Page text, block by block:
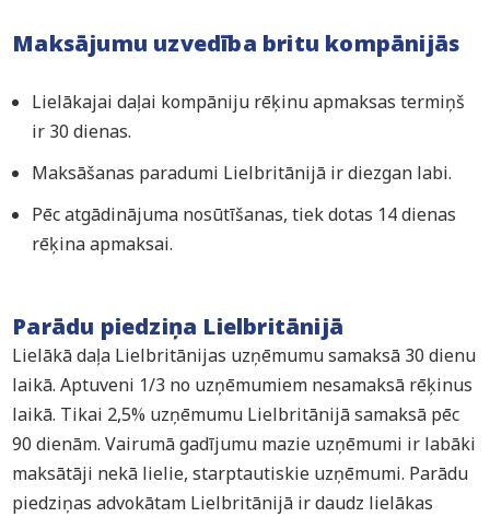
Maksājumu uzvedība britu kompānijās
Lielākajai daļai kompāniju rēķinu apmaksas termiņš
ir 30 dienas.
Maksāšanas paradumi Lielbritānijā ir diezgan labi.
Pēc atgādinājuma nosūtīšanas, tiek dotas 14 dienas
rēķina apmaksai.
Parādu piedziņa Lielbritānijā
Lielākā daļa Lielbritānijas uzņēmumu samaksā 30 dienu
laikā. Aptuveni 1/3 no uzņēmumiem nesamaksā rēķinus
laikā. Tikai 2,5% uzņēmumu Lielbritānijā samaksā pēc
90 dienām. Vairumā gadījumu mazie uzņēmumi ir labāki
maksātāji nekā lielie, starptautiskie uzņēmumi. Parādu
piedziņas advokātam Lielbritānijā ir daudz lielākas